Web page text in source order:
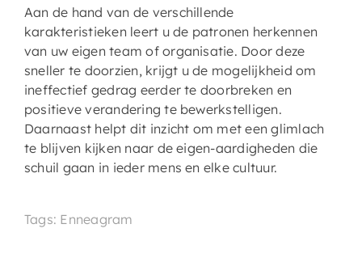
Aan de hand van de verschillende
karakteristieken leert u de patronen herkennen
van uw eigen team of organisatie. Door deze
sneller te doorzien, krijgt u de mogelijkheid om
ineffectief gedrag eerder te doorbreken en
positieve verandering te bewerkstelligen.
Daarnaast helpt dit inzicht om met een glimlach
te blijven kijken naar de eigen-aardigheden die
schuil gaan in ieder mens en elke cultuur.
Tags: Enneagram